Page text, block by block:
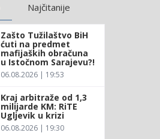
Najčitanije
Zašto Tužilaštvo BiH
ćuti na predmet
mafijaških obračuna
u Istočnom Sarajevu?!
06.08.2026 | 19:53
Kraj arbitraže od 1,3
milijarde KM: RiTE
Ugljevik u krizi
06.08.2026 | 19:30